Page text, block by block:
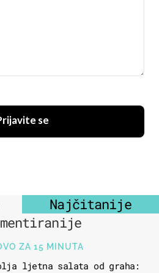
se
Najčitanije
ZA 15 MINUTA
ljetna salata od graha: